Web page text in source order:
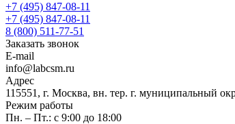
+7 (495) 847-08-11
+7 (495) 847-08-11
8 (800) 511-77-51
Заказать звонок
E-mail
info@labcsm.ru
Адрес
115551, г. Москва, вн. тер. г. муниципальный
Режим работы
Пн. – Пт.: с 9:00 до 18:00